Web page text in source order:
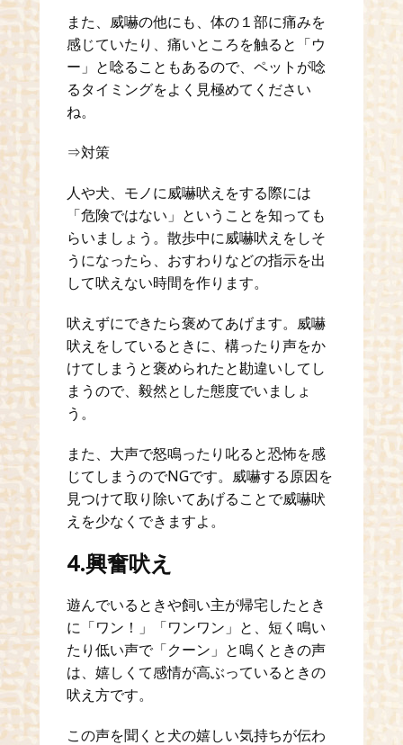
また、威嚇の他にも、体の１部に痛みを
感じていたり、痛いところを触ると「ウ
ー」と唸ることもあるので、ペットが唸
るタイミングをよく見極めてください
ね。
⇒対策
人や犬、モノに威嚇吠えをする際には
「危険ではない」ということを知っても
らいましょう。散歩中に威嚇吠えをしそ
うになったら、おすわりなどの指示を出
して吠えない時間を作ります。
吠えずにできたら褒めてあげます。威嚇
吠えをしているときに、構ったり声をか
けてしまうと褒められたと勘違いしてし
まうので、毅然とした態度でいましょ
う。
また、大声で怒鳴ったり叱ると恐怖を感
じてしまうのでNGです。威嚇する原因を
見つけて取り除いてあげることで威嚇吠
えを少なくできますよ。
4.興奮吠え
遊んでいるときや飼い主が帰宅したとき
に「ワン！」「ワンワン」と、短く鳴い
たり低い声で「クーン」と鳴くときの声
は、嬉しくて感情が高ぶっているときの
吠え方です。
この声を聞くと犬の嬉しい気持ちが伝わ